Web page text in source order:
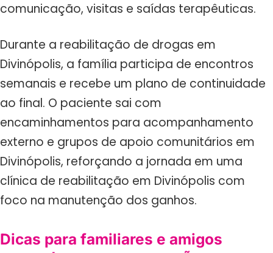
comunicação, visitas e saídas terapêuticas.
Durante a reabilitação de drogas em
Divinópolis, a família participa de encontros
semanais e recebe um plano de continuidade
ao final. O paciente sai com
encaminhamentos para acompanhamento
externo e grupos de apoio comunitários em
Divinópolis, reforçando a jornada em uma
clínica de reabilitação em Divinópolis com
foco na manutenção dos ganhos.
Dicas para familiares e amigos